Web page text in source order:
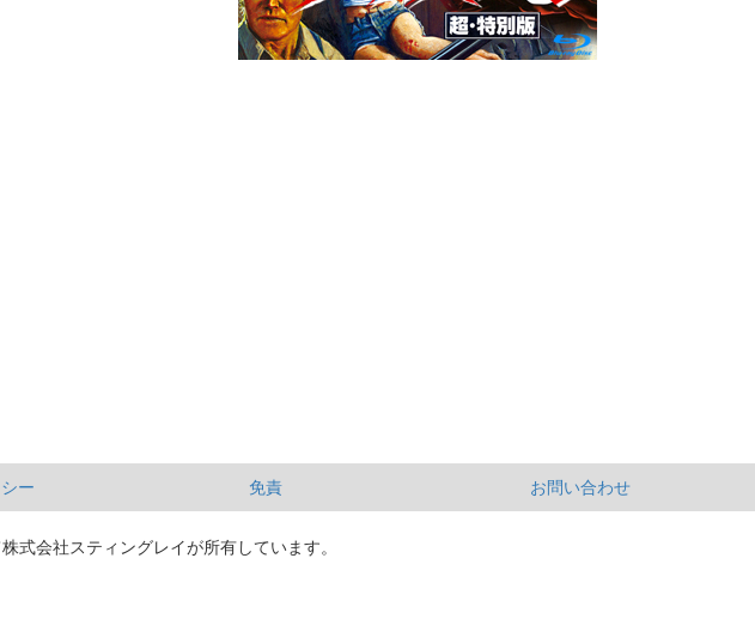
ー 免責 お問い合わせ
式会社スティングレイが所有しています。